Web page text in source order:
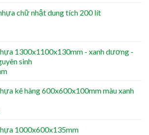
chữ nhật dung tích 200 lít
1300x1100x130mm - xanh dương -
sinh
kê hàng 600x600x100mm màu xanh
1000x600x135mm